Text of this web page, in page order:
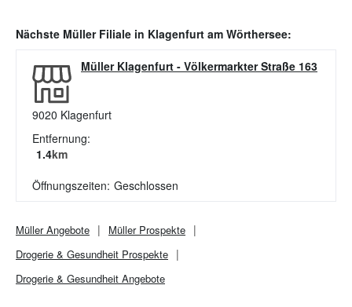
Nächste MüllerFiliale in Klagenfurt am Wörthersee:
Müller Klagenfurt - Völkermarkter Straße 163
9020 Klagenfurt
Entfernung:
1.4km
Öffnungszeiten: Geschlossen
MüllerAngebote MüllerProspekte
Drogerie & Gesundheit Prospekte
Drogerie & Gesundheit Angebote